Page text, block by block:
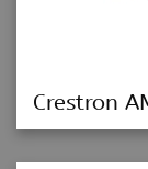
Crestron